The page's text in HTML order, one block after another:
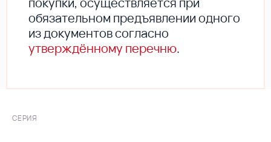
обязательном предъявлении одного
из документов согласно
утверждённому перечню.
СЕРИЯ